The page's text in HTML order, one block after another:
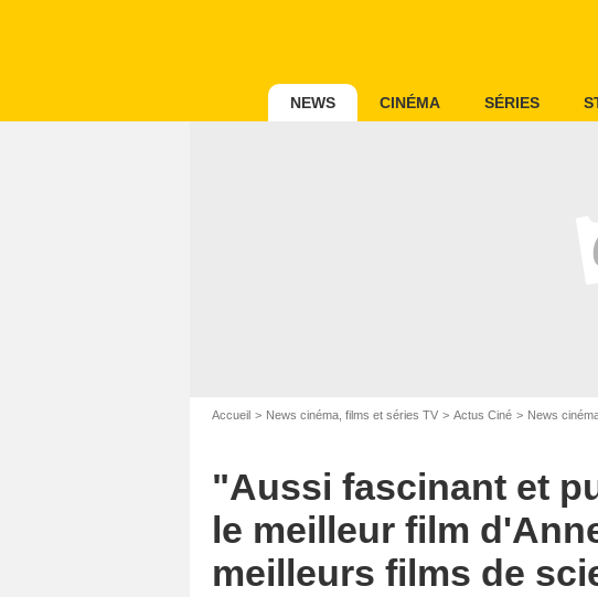
NEWS CINÉMA SÉRIES
Accueil News cinéma, films et séries TV Actus Ciné News
"Aussi fascinant et
le meilleur film
meilleurs films de